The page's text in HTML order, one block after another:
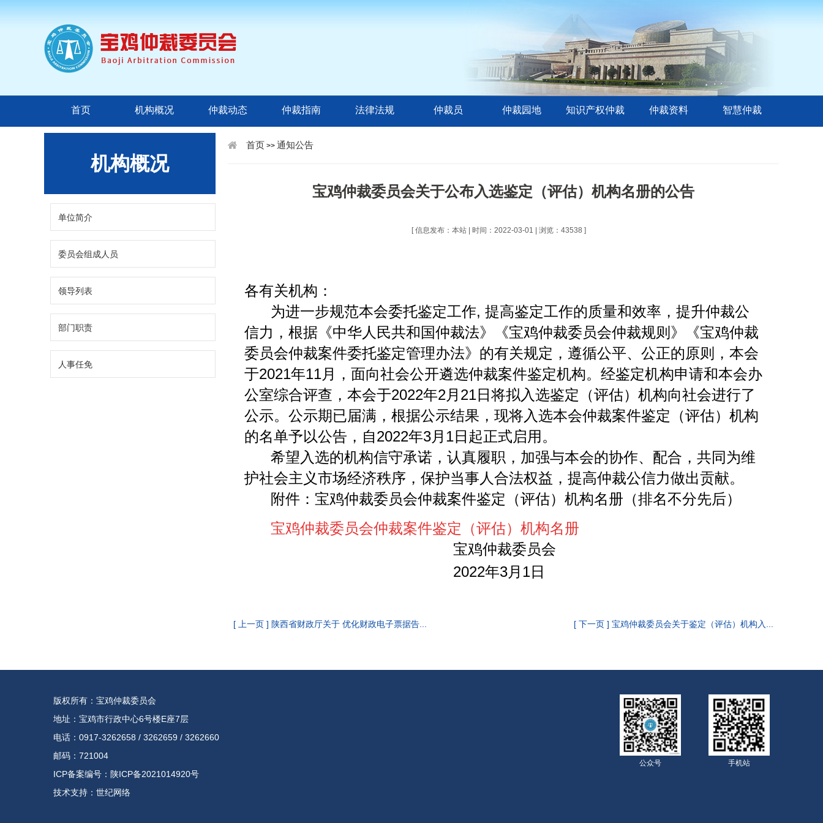
首页 机构概况 仲裁动态 仲裁指南 法律法规 仲裁员 仲裁园地 知识产权仲裁 仲裁资料 智慧仲裁
机构概况
单位简介
委员会组成人员
领导列表
部门职责
人事任免
首页 >> 通知公告
宝鸡仲裁委员会关于公布入选鉴定（评估）机构名册的公告
[ 信息发布：本站 | 时间：2022-03-01 | 浏览：43538 ]
各有关机构：
为进一步规范本会委托鉴定工作, 提高鉴定工作的质量和效率，提升仲裁公
信力，根据《中华人民共和国仲裁法》《宝鸡仲裁委员会仲裁规则》《宝鸡仲裁
委员会仲裁案件委托鉴定管理办法》的有关规定，遵循公平、公正的原则，本会
于2021年11月，面向社会公开遴选仲裁案件鉴定机构。经鉴定机构申请和本会办
公室综合评查，本会于2022年2月21日将拟入选鉴定（评估）机构向社会进行了
公示。公示期已届满，根据公示结果，现将入选本会仲裁案件鉴定（评估）机构
的名单予以公告，自2022年3月1日起正式启用 。
希望入选的机构信守承诺，认真履职，加强与本会的协作、配合，共同为维
护社会主义市场经济秩序，保护当事人合法权益，提高仲裁公信力做出贡献。
附件：宝鸡仲裁委员会仲裁案件鉴定（评估）机构名册（排名不分先后）
宝鸡仲裁委员会仲裁案件鉴定（评估）机构名册
宝鸡仲裁委员会
2022年3月1日
[ 上一页 ] 陕西省财政厅关于 优化财政电子票据告... [ 下一页 ] 宝鸡仲裁委员会关于鉴定（评估）机构入...
版权所有：宝鸡仲裁委员会
地址：宝鸡市行政中心6号楼E座7层
电话：0917-3262658 / 3262659 / 3262660
邮码：721004
ICP备案编号：陕ICP备2021014920号
技术支持： 世纪网络
手机站
公众号